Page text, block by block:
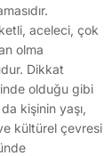
aceleci, çok
olma
Dikkat
olduğu gibi
kişinin yaşı,
kültürel çevresi